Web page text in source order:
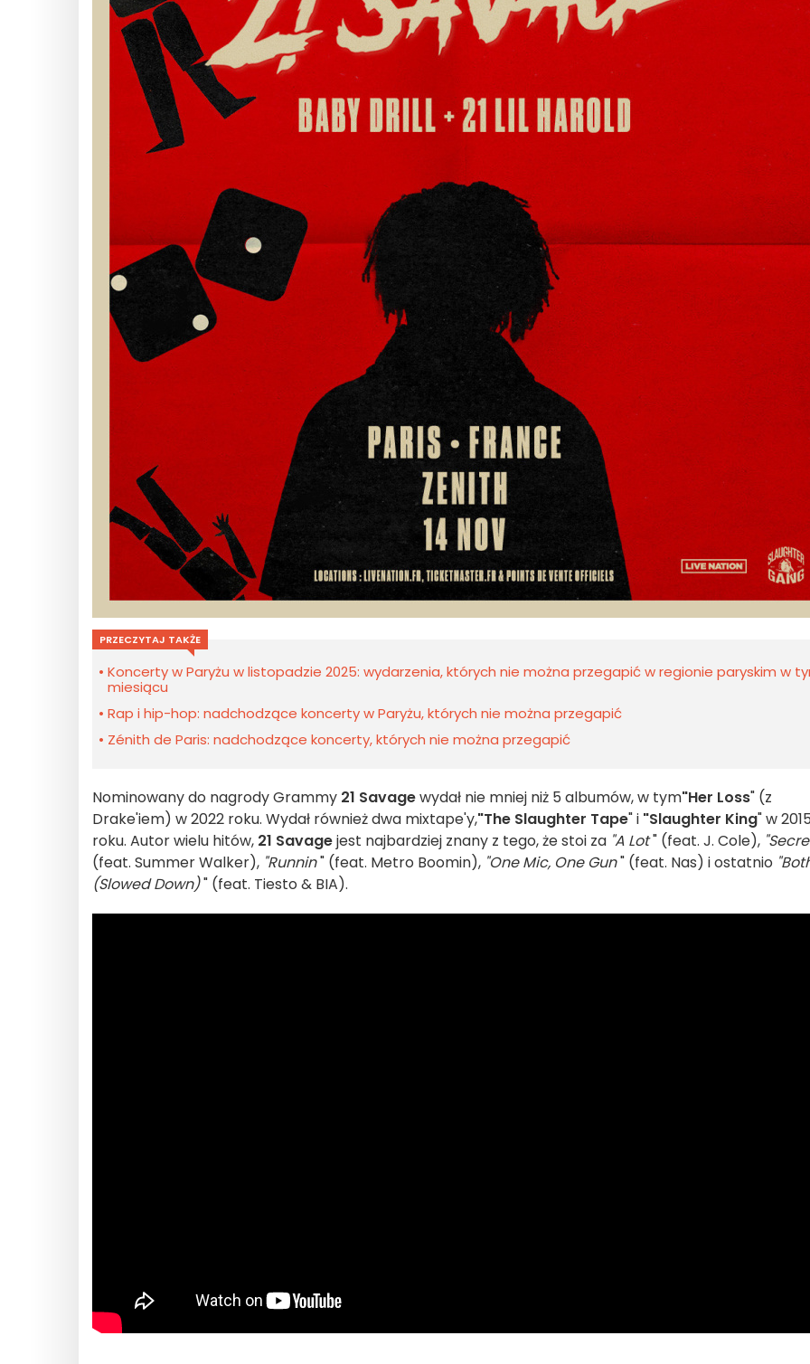
PRZECZYTAJ TAKŻE
Koncerty w Paryżu w listopadzie 2025: wydarzenia, których nie można przegapić w regionie paryskim w
miesiącu
Rap i hip-hop: nadchodzące koncerty w Paryżu, których nie można przegapić
Zénith de Paris: nadchodzące koncerty, których nie można przegapić
Nominowany do nagrody Grammy 21 Savagewydał nie mniej niż 5 albumów, w tym"Her Loss" (z
Drake'iem) w 2022 roku. Wydał również dwa mixtape'y,"The Slaughter Tape" i "Slaughter King" w
roku. Autor wielu hitów, 21 Savagejest najbardziej znany z tego, że stoi za "A Lot" (feat. J. Cole),
(feat. Summer Walker), "Runnin" (feat. Metro Boomin), "One Mic, One Gun" (feat. Nas) i ostatnio
(Slowed Down)" (feat. Tiesto & BIA).